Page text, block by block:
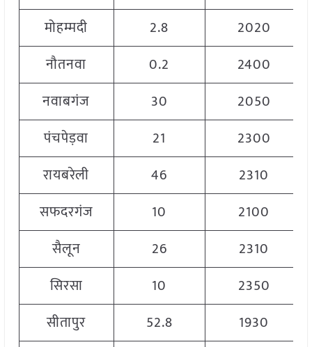
मोहम्मदी
2.8
2020
नौतनवा
0.2
2400
नवाबगंज
30
2050
पंचपेड़वा
21
2300
रायबरेली
46
2310
सफदरगंज
10
2100
सैलून
26
2310
सिरसा
10
2350
सीतापुर
52.8
1930